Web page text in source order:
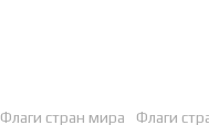
Флаги стран мира Флаги